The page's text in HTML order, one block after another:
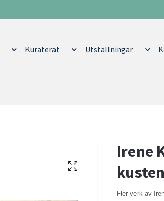
Kuraterat Utställningar
Irene
Fler verk av